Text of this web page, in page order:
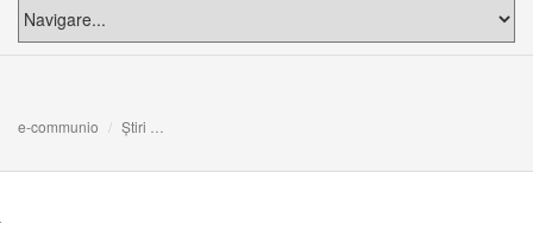
e-communio Știri